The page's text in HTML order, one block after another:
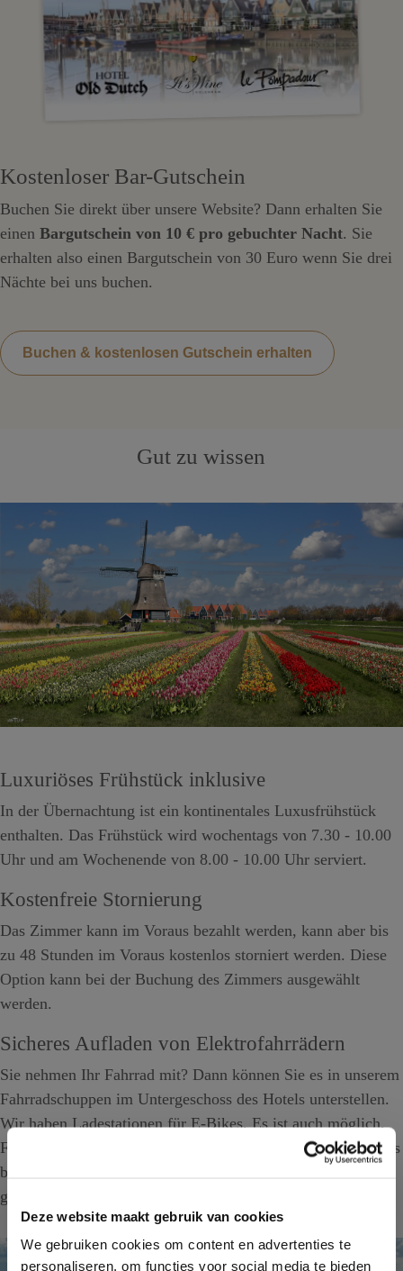
Deze website maakt gebruik van cookies
We gebruiken cookies om content en advertenties te
personaliseren, om functies voor social media te bieden
Kostenloser Bar-Gutschein
Buchen Sie direkt über unsere Website? Dann erhalten Sie
einen Bargutschein von 10 € pro gebuchter Nacht. Sie
erhalten also einen Bargutschein von 30 Euro wenn Sie drei
Nächte bei uns buchen.
Buchen & kostenlosen Gutschein erhalten
Gut zu wissen
Luxuriöses Frühstück inklusive
In der Übernachtung ist ein kontinentales Luxusfrühstück
enthalten. Das Frühstück wird wochentags von 7.30 - 10.00
Uhr und am Wochenende von 8.00 - 10.00 Uhr serviert.
Kostenfreie Stornierung
Das Zimmer kann im Voraus bezahlt werden, kann aber bis
zu 48 Stunden im Voraus kostenlos storniert werden. Diese
Option kann bei der Buchung des Zimmers ausgewählt
werden.
Sicheres Aufladen von Elektrofahrrädern
Sie nehmen Ihr Fahrrad mit? Dann können Sie es in unserem
Fahrradschuppen im Untergeschoss des Hotels unterstellen.
Wir haben Ladestationen für E-Bikes. Es ist auch möglich,
Fahrräder bei uns in der Nähe zu mieten, bitte geben Sie dies
bei der Buchung an. Der Fahrradkeller ist von 8-22 Uhr
geöffnet.